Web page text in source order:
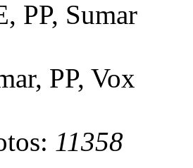
PP, Sumar
PP, Vox
11358